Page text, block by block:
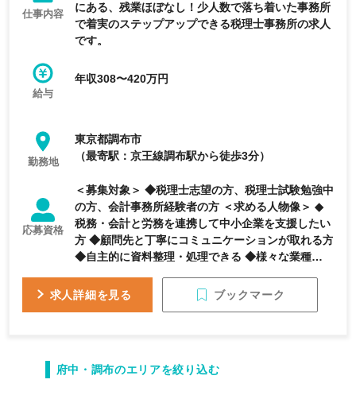
仕事内容
にある、残業ほぼなし！少人数で落ち着いた事務所
で着実のステップアップできる税理士事務所の求人
です。
給与
年収308〜420万円
勤務地
東京都調布市
（最寄駅：京王線調布駅から徒歩3分）
応募資格
＜募集対象＞ ◆税理士志望の方、税理士試験勉強中
の方、会計事務所経験者の方 ＜求める人物像＞ ◆
税務・会計と労務を連携して中小企業を支援したい
方 ◆顧問先と丁寧にコミュニケーションが取れる方
◆自主的に資料整理・処理できる ◆様々な業種に興
本的な操作ができる。 ※ＴＫＣ若しくはfreeeソフ
ですので、ご相談ください。
求人詳細を見る ブックマーク
府中・調布のエリアを絞り込む